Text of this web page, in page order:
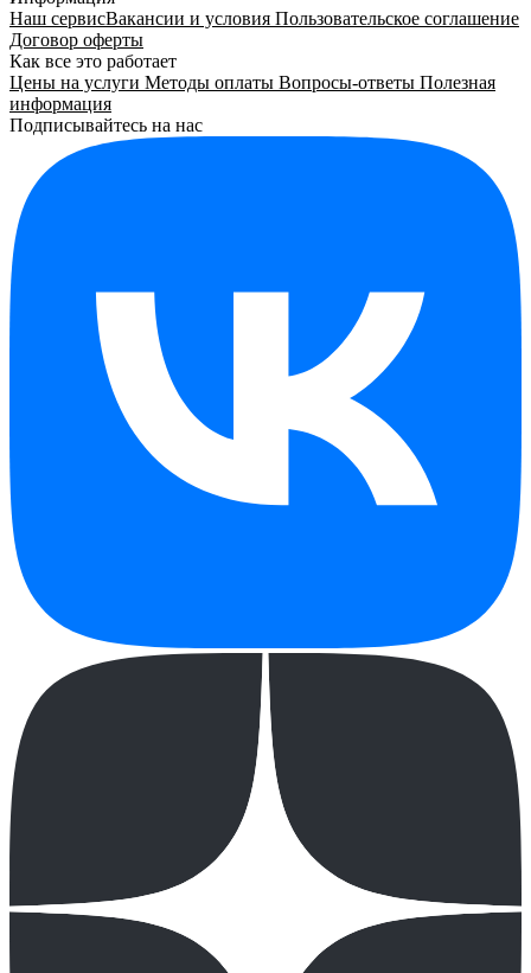
Наш сервисВакансии и условия Пользовательское соглашение
Договор оферты
Как все это работает
Цены на услуги Методы оплаты Вопросы-ответы Полезная
информация
Подписывайтесь на нас